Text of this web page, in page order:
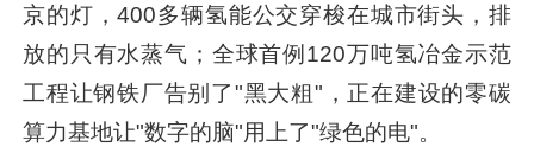
京的灯，400多辆氢能公交穿梭在城市街头，排
放的只有水蒸气；全球首例120万吨氢冶金示范
工程让钢铁厂告别了"黑大粗"，正在建设的零碳
算力基地让"数字的脑"用上了"绿色的电"。